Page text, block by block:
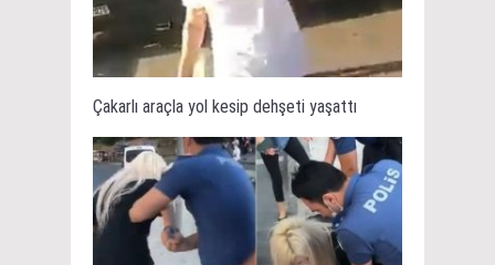
Çakarlı araçla yol kesip dehşeti yaşattı